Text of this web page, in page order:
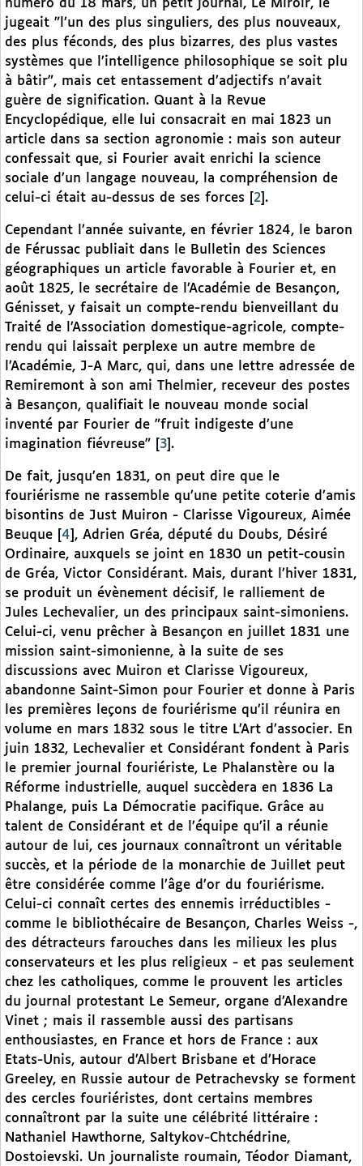
numéro du 18 mars, un petit journal, Le Miroir, le
jugeait "l’un des plus singuliers, des plus nouveaux,
des plus féconds, des plus bizarres, des plus vastes
systèmes que l’intelligence philosophique se soit plu
à bâtir", mais cet entassement d’adjectifs n’avait
guère de signification. Quant à la Revue
Encyclopédique, elle lui consacrait en mai 1823 un
article dans sa section agronomie : mais son auteur
confessait que, si Fourier avait enrichi la science
sociale d’un langage nouveau, la compréhension de
celui-ci était au-dessus de ses forces
2 .
Cependant l’année suivante, en février 1824, le baron
de Férussac publiait dans le Bulletin des Sciences
géographiques un article favorable à Fourier et, en
août 1825, le secrétaire de l’Académie de Besançon,
Génisset, y faisait un compte-rendu bienveillant du
Traité de l’Association domestique-agricole, compte-
rendu qui laissait perplexe un autre membre de
l’Académie, J-A Marc, qui, dans une lettre adressée de
Remiremont à son ami Thelmier, receveur des postes
à Besançon, qualifiait le nouveau monde social
inventé par Fourier de "fruit indigeste d’une
imagination fiévreuse"
3 .
De fait, jusqu’en 1831, on peut dire que le
fouriérisme ne rassemble qu’une petite coterie d’amis
bisontins de Just Muiron - Clarisse Vigoureux, Aimée
Beuque
4 , Adrien Gréa, député du Doubs, Désiré
Ordinaire, auxquels se joint en 1830 un petit-cousin
de Gréa, Victor Considérant. Mais, durant l’hiver 1831,
se produit un évènement décisif, le ralliement de
Jules Lechevalier, un des principaux saint-simoniens.
Celui-ci, venu prêcher à Besançon en juillet 1831 une
mission saint-simonienne, à la suite de ses
discussions avec Muiron et Clarisse Vigoureux,
abandonne Saint-Simon pour Fourier et donne à Paris
les premières leçons de fouriérisme qu’il réunira en
volume en mars 1832 sous le titre L’Art d’associer. En
juin 1832, Lechevalier et Considérant fondent à Paris
le premier journal fouriériste, Le Phalanstère ou la
Réforme industrielle, auquel succèdera en 1836 La
Phalange, puis La Démocratie pacifique. Grâce au
talent de Considérant et de l’équipe qu’il a réunie
autour de lui, ces journaux connaîtront un véritable
succès, et la période de la monarchie de Juillet peut
être considérée comme l’âge d’or du fouriérisme.
Celui-ci connaît certes des ennemis irréductibles -
comme le bibliothécaire de Besançon, Charles Weiss -,
des détracteurs farouches dans les milieux les plus
conservateurs et les plus religieux - et pas seulement
chez les catholiques, comme le prouvent les articles
du journal protestant Le Semeur, organe d’Alexandre
Vinet ; mais il rassemble aussi des partisans
enthousiastes, en France et hors de France : aux
Etats-Unis, autour d’Albert Brisbane et d’Horace
Greeley, en Russie autour de Petrachevsky se forment
des cercles fouriéristes, dont certains membres
connaîtront par la suite une célébrité littéraire :
Nathaniel Hawthorne, Saltykov-Chtchédrine,
Dostoievski. Un journaliste roumain, Téodor Diamant,